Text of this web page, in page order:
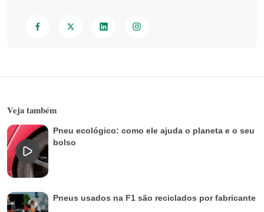
Veja também
Pneu ecológico: como ele ajuda o planeta e o seu
bolso
Pneus usados na F1 são reciclados por fabricante